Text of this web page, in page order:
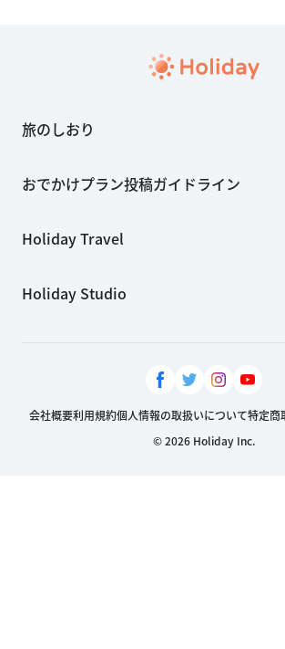
旅のしおり
おでかけプラン投稿ガイドライン
Holiday Travel
Holiday Studio
会社概要利用規約個人情報の取扱いについて特定商
© 2026 Holiday Inc.